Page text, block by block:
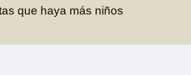
que haya más niños